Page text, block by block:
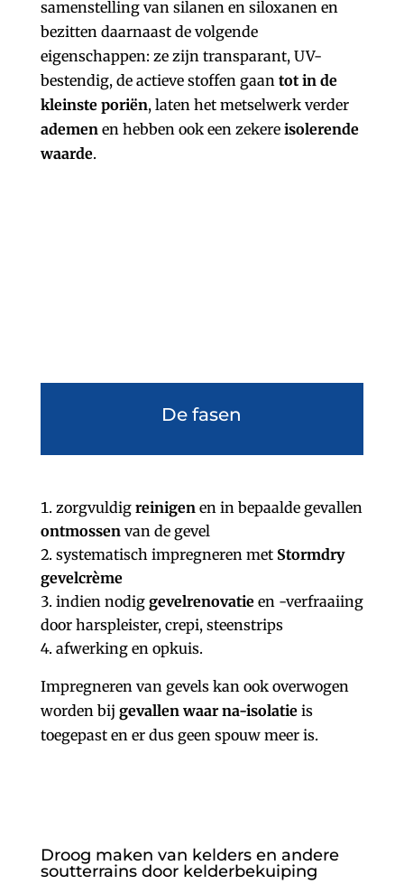
samenstelling van silanen en siloxanen en
bezitten daarnaast de volgende
eigenschappen: ze zijn transparant, UV-
bestendig, de actieve stoffen gaan tot in de
kleinste poriën, laten het metselwerk verder
ademenen hebben ook een zekere isolerende
waarde.
De fasen
zorgvuldig reinigenen in bepaalde gevallen
ontmossenvan de gevel
systematisch impregneren met Stormdry
gevelcrème
indien nodig gevelrenovatieen -verfraaiing
door harspleister, crepi, steenstrips
afwerking en opkuis.
Impregneren van gevels kan ook overwogen
worden bij gevallen waar na-isolatieis
toegepast en er dus geen spouw meer is.
Droog maken van kelders en andere
soutterrains door kelderbekuiping